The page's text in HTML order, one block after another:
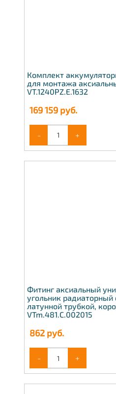
Комплект
для монтажа
VT.1240PZ.E.1632
169 159 руб.
- +
Фитинг аксиальный
угольник
латунной трубкой,
VTm.481.C.002015
862 руб.
- +